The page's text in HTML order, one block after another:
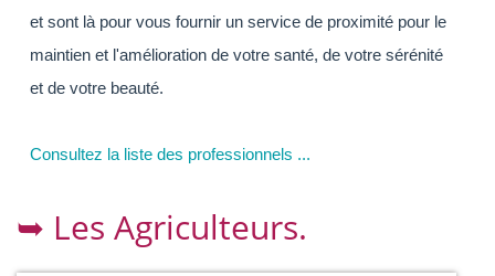
et sont là pour vous fournir un service de proximité pour le
maintien et l'amélioration de votre santé, de votre sérénité
et de votre beauté.
Consultez la liste des professionnels ...
➥ Les Agriculteurs.